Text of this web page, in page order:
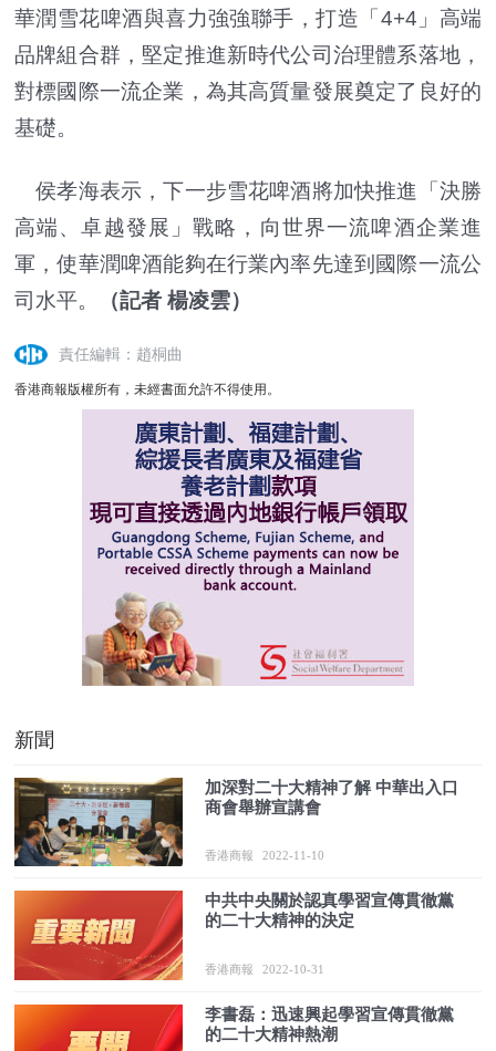
華潤雪花啤酒與喜力強強聯手，打造「4+4」高端
品牌組合群，堅定推進新時代公司治理體系落地，
對標國際一流企業，為其高質量發展奠定了良好的
基礎。
侯孝海表示，下一步雪花啤酒將加快推進「決勝
高端、卓越發展」戰略，向世界一流啤酒企業進
軍，使華潤啤酒能夠在行業內率先達到國際一流公
司水平。
（記者 楊凌雲）
責任編輯：趙桐曲
香港商報版權所有，未經書面允許不得使用。
新聞
加深對二十大精神了解 中華出入口
商會舉辦宣講會
香港商報 2022-11-10
中共中央關於認真學習宣傳貫徹黨
的二十大精神的決定
香港商報 2022-10-31
李書磊：迅速興起學習宣傳貫徹黨
的二十大精神熱潮